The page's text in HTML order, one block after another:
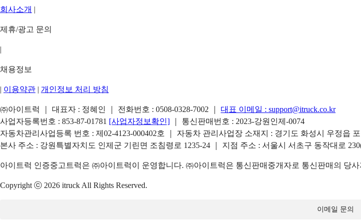
회사소개 |
제휴/광고 문의
|
채용정보
| 이용약관 | 개인정보 처리 방침
㈜아이트럭 ｜ 대표자 : 정혜인 ｜ 전화번호 : 0508-0328-7002 대표 이메일 : support@itruck.co.kr
사업자등록번호 : 853-87-01781 [사업자정보확인]
｜ 통신판매번호 : 2023-강원인제-0074
자동차관리사업등록 번호 : 제02-4123-000402호 ｜ 자동차 관리사업장 소재지 : 경기도 화성시 우정읍
본사 주소 : 강원특별자치도 인제군 기린면 조침령로 1235-24 ｜ 지점 주소 : 서울시 서초구 동작대로
아이트럭 인증중고트럭은 ㈜아이트럭이 운영합니다. ㈜아이트럭은 통신판매중개자로 통신판매의 당
Copyright ⓒ 2026 itruck All Rights Reserved.
이메일 문의